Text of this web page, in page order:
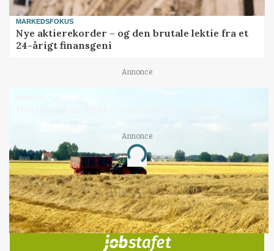
MARKEDSFOKUS
Nye aktierekorder – og den brutale lektie fra et
24-årigt finansgeni
Annonce
Annonce
Loading...
Jobs
i samarbejde med